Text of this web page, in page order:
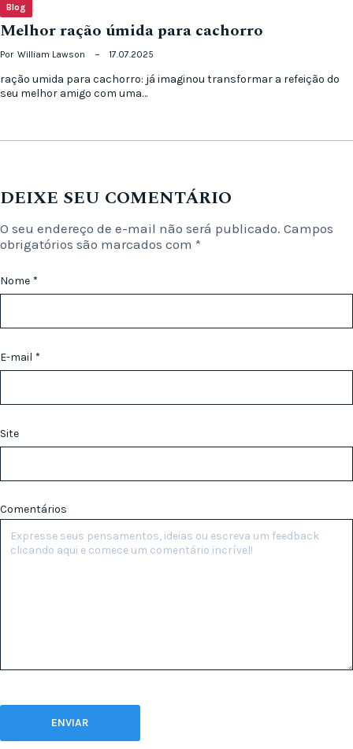
Blog
Melhor ração úmida para cachorro
Por William Lawson 17.07.2025
ração umida para cachorro: já imaginou transformar a refeição do
seu melhor amigo com uma…
DEIXE SEU COMENTÁRIO
O seu endereço de e-mail não será publicado. Campos
obrigatórios são marcados com *
Nome *
E-mail *
Site
Comentários